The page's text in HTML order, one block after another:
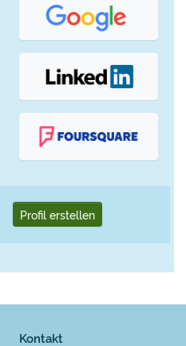
Profil erstellen
Kontakt